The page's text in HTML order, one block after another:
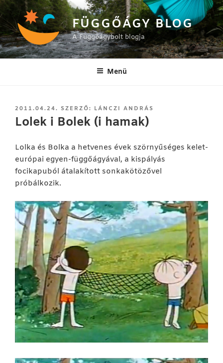
Tartalomhoz
FÜGGŐÁGY BLOG
A Függőágybolt blogja
Menü
BEKÜLDVE:
2011.04.24. SZERZŐ: LÁNCZI ANDRÁS
Lolek i Bolek (i hamak)
Lolka és Bolka a hetvenes évek szörnyűséges kelet-
európai egyen-függőágyával, a kispályás
focikapuból átalakított sonkakötözővel
próbálkozik.